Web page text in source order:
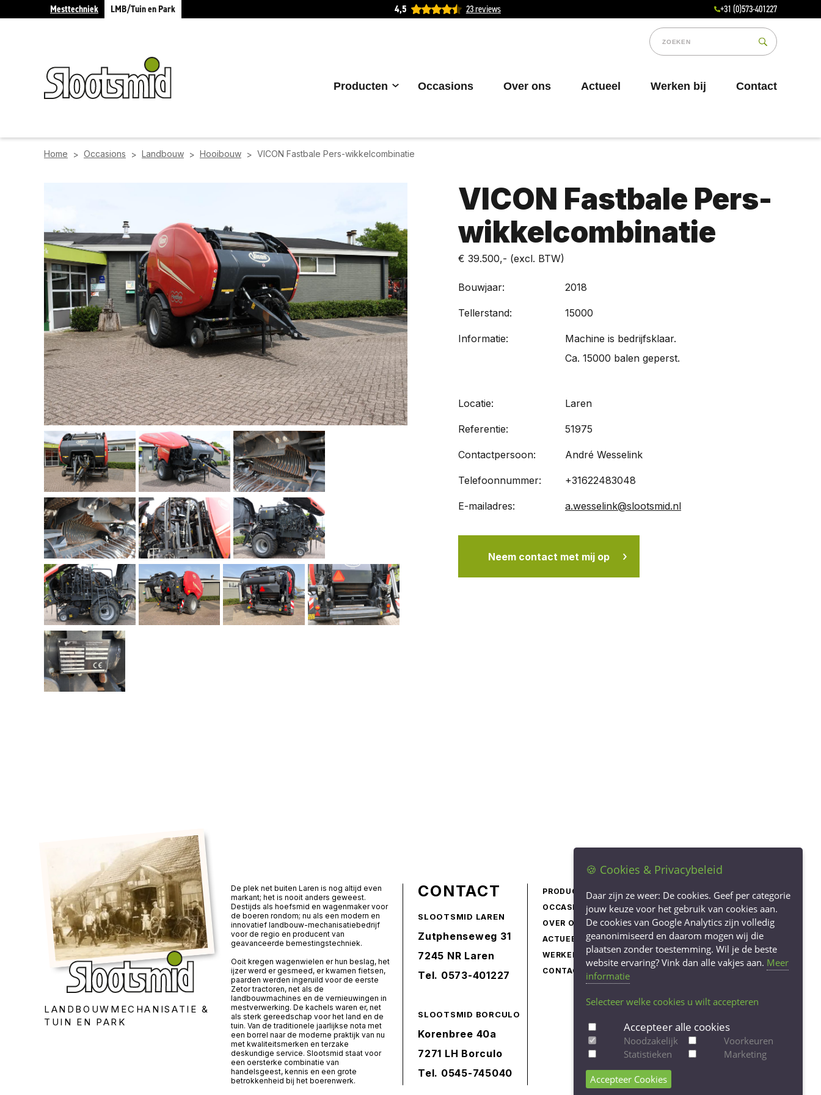
Mesttechniek LMB/Tuin en Park 4,5 23 reviews +31 (0)573-401227
Producten Occasions Over ons Actueel Werken bij Contact
Home > Occasions > Landbouw > Hooibouw > VICON Fastbale Pers-wikkelcombinatie
VICON Fastbale Pers-
wikkelcombinatie
€ 39.500,- (excl. BTW)
Bouwjaar: 2018
Tellerstand: 15000
Informatie:
Machine is bedrijfsklaar.
Ca. 15000 balen geperst.
Locatie: Laren
Referentie: 51975
Contactpersoon: André Wesselink
Telefoonnummer: +31622483048
E-mailadres: a.wesselink@slootsmid.nl
Neem contact met mij op
LANDBOUWMECHANISATIE &
TUIN EN PARK
De plek net buiten Laren is nog altijd even
markant; het is nooit anders geweest.
Destijds als hoefsmid en wagenmaker voor
de boeren rondom; nu als een modern en
innovatief landbouw-mechanisatiebedrijf
voor de regio en producent van
geavanceerde bemestingstechniek.
Ooit kregen wagenwielen er hun beslag, het
ijzer werd er gesmeed, er kwamen fietsen,
paarden werden ingeruild voor de eerste
Zetor tractoren, net als de
landbouwmachines en de vernieuwingen in
mestverwerking. De kachels waren er, net
als sterk gereedschap voor het land en de
tuin. Van de traditionele jaarlijkse nota met
een borrel naar de moderne praktijk van nu
met kwaliteitsmerken en terzake
deskundige service. Slootsmid staat voor
een oersterke combinatie van
handelsgeest, kennis en een grote
betrokkenheid bij het boerenwerk.
CONTACT
SLOOTSMID LAREN
Zutphenseweg 31
7245 NR Laren
Tel. 0573-401227
SLOOTSMID BORCULO
Korenbree 40a
7271 LH Borculo
Tel. 0545-745040
PRODUCTEN
OCCASIONS
OVER ONS
ACTUEEL
WERKEN BIJ
CONTACT
LEVERINGSVOORWAARDEN
PRIVACY STATEMENT
COOKIEBELEID
COOKIE-INSTELLINGEN
AANPASSEN
🍪 Cookies & Privacybeleid
Daar zijn ze weer: De cookies. Geef per categorie
jouw keuze voor het gebruik van cookies aan.
De cookies van Google Analytics zijn volledig
geanonimiseerd en daarom mogen wij die
plaatsen zonder toestemming. Wil je de beste
website ervaring? Vink dan alle vakjes aan. Meer
informatie
Selecteer welke cookies u wilt accepteren
Accepteer alle cookies
Noodzakelijk
Voorkeuren
Statistieken
Marketing
Accepteer Cookies